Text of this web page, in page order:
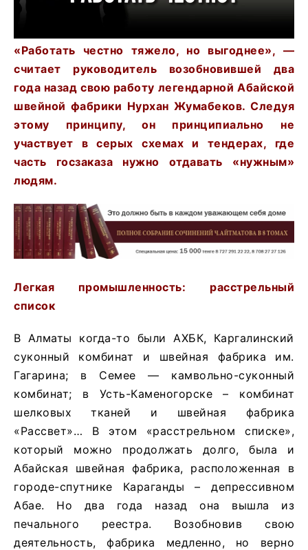
«Работать честно тяжело, но выгоднее», —
считает руководитель возобновившей два
года назад свою работу легендарной Абайской
швейной фабрики Нурхан Жумабеков. Следуя
этому принципу, он принципиально не
участвует всерых схемах и тендерах, где
часть госзаказа нужно отдавать «нужным»
людям.
Легкая промышленность: расстрельный
список
В Алматы когда-то были АХБК, Каргалинский
суконный комбинат и швейная фабрика им.
Гагарина; в Семее — камвольно-суконный
комбинат; в Усть-Каменогорске – комбинат
шелковых тканей и швейная фабрика
«Рассвет»… В этом «расстрельном списке»,
который можно продолжать долго, была и
Абайская швейная фабрика, расположенная в
городе-спутнике Караганды – депрессивном
Абае. Но два года назад она вышла из
печального реестра. Возобновив свою
деятельность, фабрика медленно, но верно